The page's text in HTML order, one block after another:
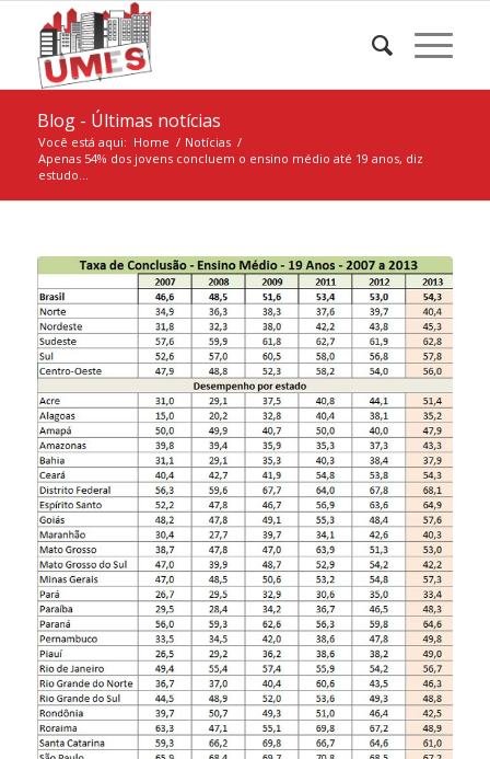
Blog - Últimas notícias
Você está aqui: Home / Notícias /
Apenas 54% dos jovens concluem o ensino médio até 19 anos, diz
estudo...